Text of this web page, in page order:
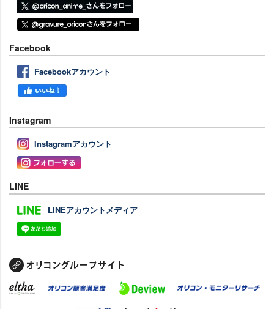
Facebook
Facebookアカウント
Instagram
Instagramアカウント
LINE
LINEアカウントメディア